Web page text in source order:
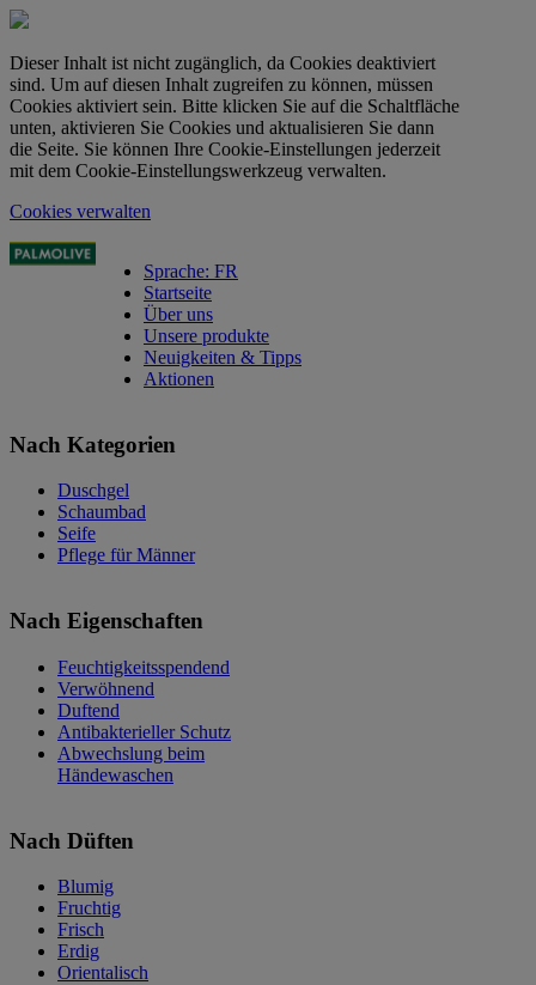
Dieser Inhalt ist nicht zugänglich, da Cookies deaktiviert
sind. Um auf diesen Inhalt zugreifen zu können, müssen
Cookies aktiviert sein. Bitte klicken Sie auf die Schaltfläche
unten, aktivieren Sie Cookies und aktualisieren Sie dann
die Seite. Sie können Ihre Cookie-Einstellungen jederzeit
mit dem Cookie-Einstellungswerkzeug verwalten.
Cookies verwalten
Sprache: FR
Startseite
Über uns
Unsere produkte
Neuigkeiten & Tipps
Aktionen
Nach Kategorien
Duschgel
Schaumbad
Seife
Pflege für Männer
Nach Eigenschaften
Feuchtigkeitsspendend
Verwöhnend
Duftend
Antibakterieller Schutz
Abwechslung beim
Händewaschen
Nach Düften
Blumig
Fruchtig
Frisch
Erdig
Orientalisch